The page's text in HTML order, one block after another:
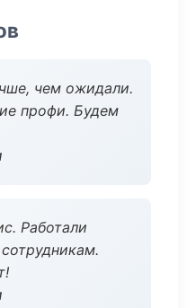
чем ожидали.
профи. Будем
Работали